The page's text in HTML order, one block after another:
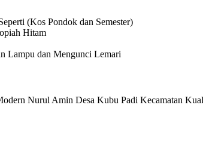
(Kos Pondok dan Semester)
Hitam
Lampu dan Mengunci Lemari
Nurul Amin Desa Kubu Padi Kecamatan